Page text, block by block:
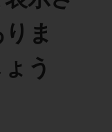
マガ登録
ま
う